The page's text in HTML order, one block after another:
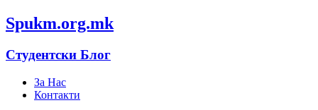
Spukm.org.mk
Студентски Блог
За Нас
Контакти